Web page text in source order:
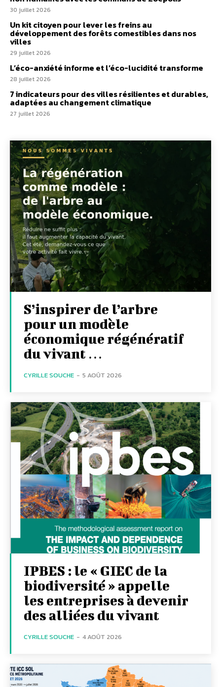
30 juillet 2026
Un kit citoyen pour lever les freins au
développement des forêts comestibles dans nos
villes
29 juillet 2026
L’éco-anxiété informe et l’éco-lucidité transforme
28 juillet 2026
7 indicateurs pour des villes résilientes et durables,
adaptées au changement climatique
27 juillet 2026
S’inspirer de l’arbre
pour un modèle
économique régénératif
du vivant …
CYRILLE SOUCHE - 5 AOÛT 2026
IPBES : le « GIEC de la
biodiversité » appelle
les entreprises à devenir
des alliées du vivant
CYRILLE SOUCHE - 4 AOÛT 2026